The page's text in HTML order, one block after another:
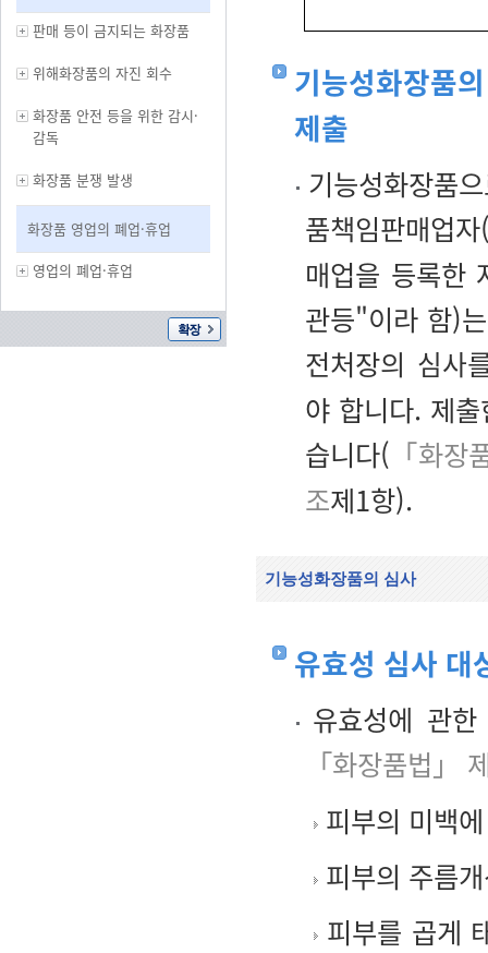
판매 등이 금지되는 화장품
위해화장품의 자진 회수
화장품 안전 등을 위한 감시·
감독
화장품 분쟁 발생
화장품 영업의 폐업·휴업
영업의 폐업·휴업
기능성화장품
제출
기능성화장품
품책임판매업
매업을 등록한
관등"이라 함)
전처장의 심사
야 합니다. 제
습니다( 「화
조제1항).
기능성화장품의 심사
유효성 심사 대
유효성에 관
「화장품법」
피부의 미백
피부의 주름
피부를 곱게